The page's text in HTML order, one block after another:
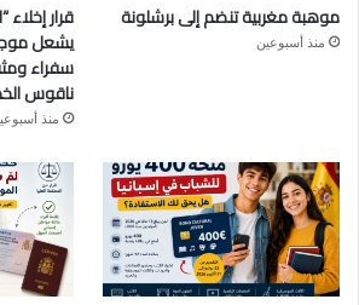
موهبة مغربية تنضم إلى برشلونة
منذ أسبوعين
قرار
يشعل
سفراء
ناقوس
منذ